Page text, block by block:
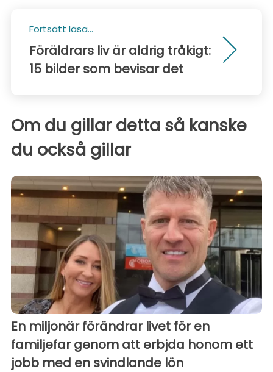
Fortsätt läsa...
Föräldrars liv är aldrig tråkigt:
15 bilder som bevisar det
Om du gillar detta så kanske
du också gillar
En miljonär förändrar livet för en
familjefar genom att erbjda honom ett
jobb med en svindlande lön